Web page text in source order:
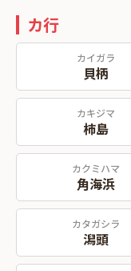
カ行
カイガラ
貝柄
カキジマ
柿島
カクミハマ
角海浜
カタガシラ
潟頭